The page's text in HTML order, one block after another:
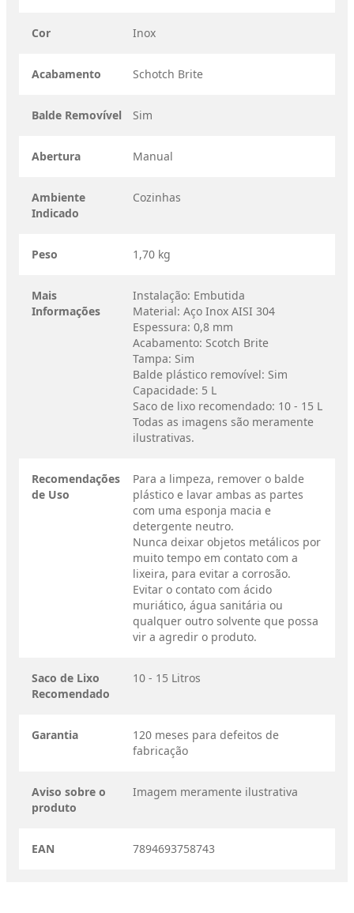
Cor Inox
Acabamento Schotch Brite
Balde Removível Sim
Abertura Manual
Ambiente
Indicado
Cozinhas
Peso 1,70 kg
Mais
Informações
Instalação: Embutida
Material: Aço Inox AISI 304
Espessura: 0,8 mm
Acabamento: Scotch Brite
Tampa: Sim
Balde plástico removível: Sim
Capacidade: 5 L
Saco de lixo recomendado: 10 - 15 L
Todas as imagens são meramente
ilustrativas.
Recomendações
de Uso
Para a limpeza, remover o balde
plástico e lavar ambas as partes
com uma esponja macia e
detergente neutro.
Nunca deixar objetos metálicos por
muito tempo em contato com a
lixeira, para evitar a corrosão.
Evitar o contato com ácido
muriático, água sanitária ou
qualquer outro solvente que possa
vir a agredir o produto.
Saco de Lixo
Recomendado
10 - 15 Litros
Garantia
120 meses para defeitos de
fabricação
Aviso sobre o
produto
Imagem meramente ilustrativa
EAN 7894693758743